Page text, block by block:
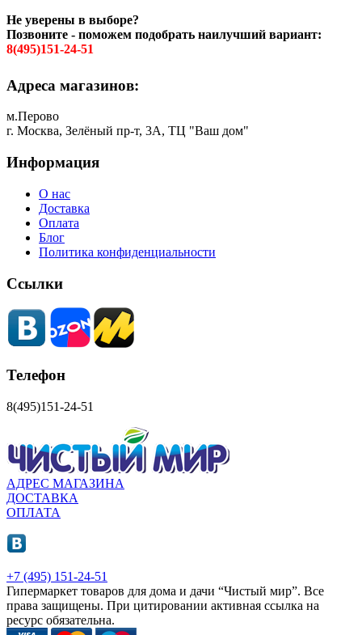
Не уверены в выборе?
Позвоните - поможем подобрать наилучший вариант:
8(495)151-24-51
Адреса магазинов:
м.Перово
г. Москва, Зелёный пр-т, 3А, ТЦ "Ваш дом"
Информация
О нас
Доставка
Оплата
Блог
Политика конфиденциальности
Ссылки
Телефон
8(495)151-24-51
АДРЕС МАГАЗИНА
ДОСТАВКА
ОПЛАТА
+7 (495) 151-24-51
Гипермаркет товаров для дома и дачи “Чистый мир”. Все
права защищены. При цитировании активная ссылка на
ресурс обязательна.